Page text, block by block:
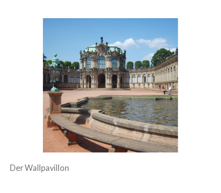
Der Wallpavillon